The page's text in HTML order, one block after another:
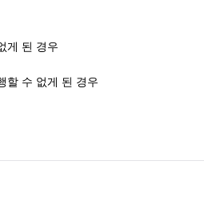
게 된 경우
할 수 없게 된 경우